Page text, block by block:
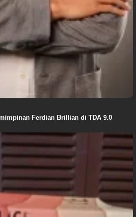
Ferdian Brillian di TDA 9.0